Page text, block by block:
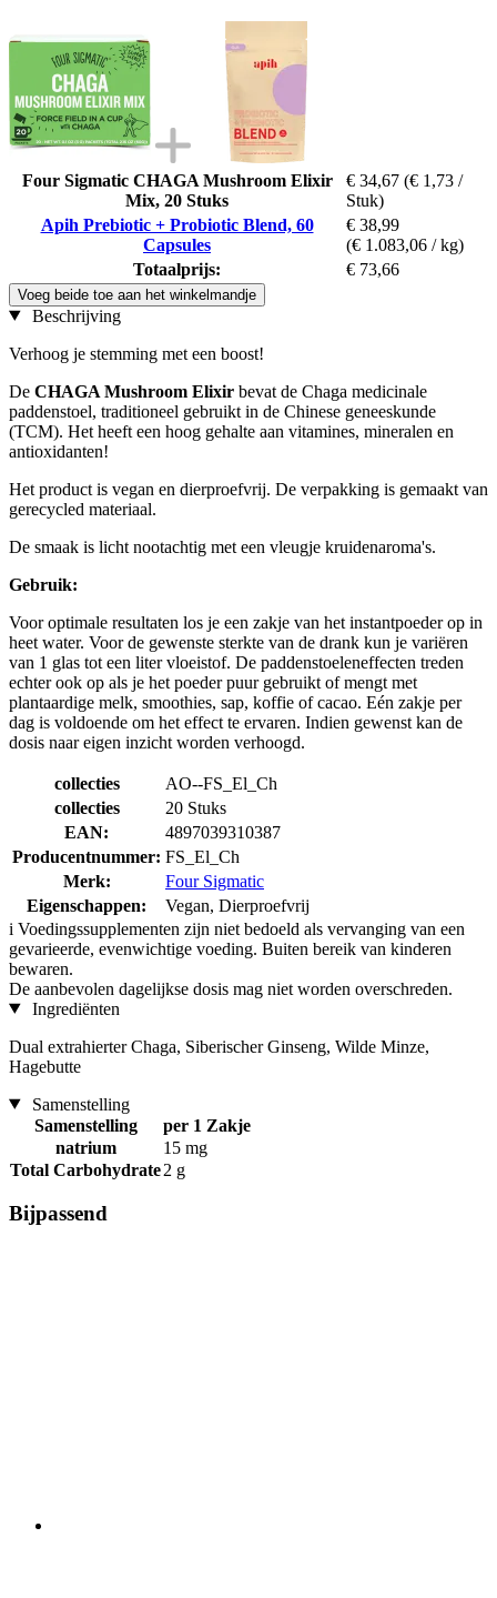
Four Sigmatic CHAGA Mushroom Elixir
Mix, 20 Stuks
€ 34,67 (€ 1,73 /
Stuk)
Apih Prebiotic + Probiotic Blend, 60
Capsules
€ 38,99
(€ 1.083,06 / kg)
Totaalprijs:
€ 73,66
Voeg beide toe aan het winkelmandje
Beschrijving
Verhoog je stemming met een boost!
De CHAGA Mushroom Elixir bevat de Chaga medicinale
paddenstoel, traditioneel gebruikt in de Chinese geneeskunde
(TCM). Het heeft een hoog gehalte aan vitamines, mineralen en
antioxidanten!
Het product is vegan en dierproefvrij. De verpakking is gemaakt van
gerecycled materiaal.
De smaak is licht nootachtig met een vleugje kruidenaroma's.
Gebruik:
Voor optimale resultaten los je een zakje van het instantpoeder op in
heet water. Voor de gewenste sterkte van de drank kun je variëren
van 1 glas tot een liter vloeistof. De paddenstoeleneffecten treden
echter ook op als je het poeder puur gebruikt of mengt met
plantaardige melk, smoothies, sap, koffie of cacao. Eén zakje per
dag is voldoende om het effect te ervaren. Indien gewenst kan de
dosis naar eigen inzicht worden verhoogd.
collecties
AO--FS_El_Ch
collecties
20 Stuks
EAN:
4897039310387
Producentnummer: FS_El_Ch
Merk:
Four Sigmatic
Eigenschappen:
Vegan, Dierproefvrij
i Voedingssupplementen zijn niet bedoeld als vervanging van een
gevarieerde, evenwichtige voeding. Buiten bereik van kinderen
bewaren.
De aanbevolen dagelijkse dosis mag niet worden overschreden.
Ingrediënten
Dual extrahierter Chaga, Siberischer Ginseng, Wilde Minze,
Hagebutte
Samenstelling
Samenstelling
per 1 Zakje
natrium
15 mg
Total Carbohydrate2 g
Bijpassend